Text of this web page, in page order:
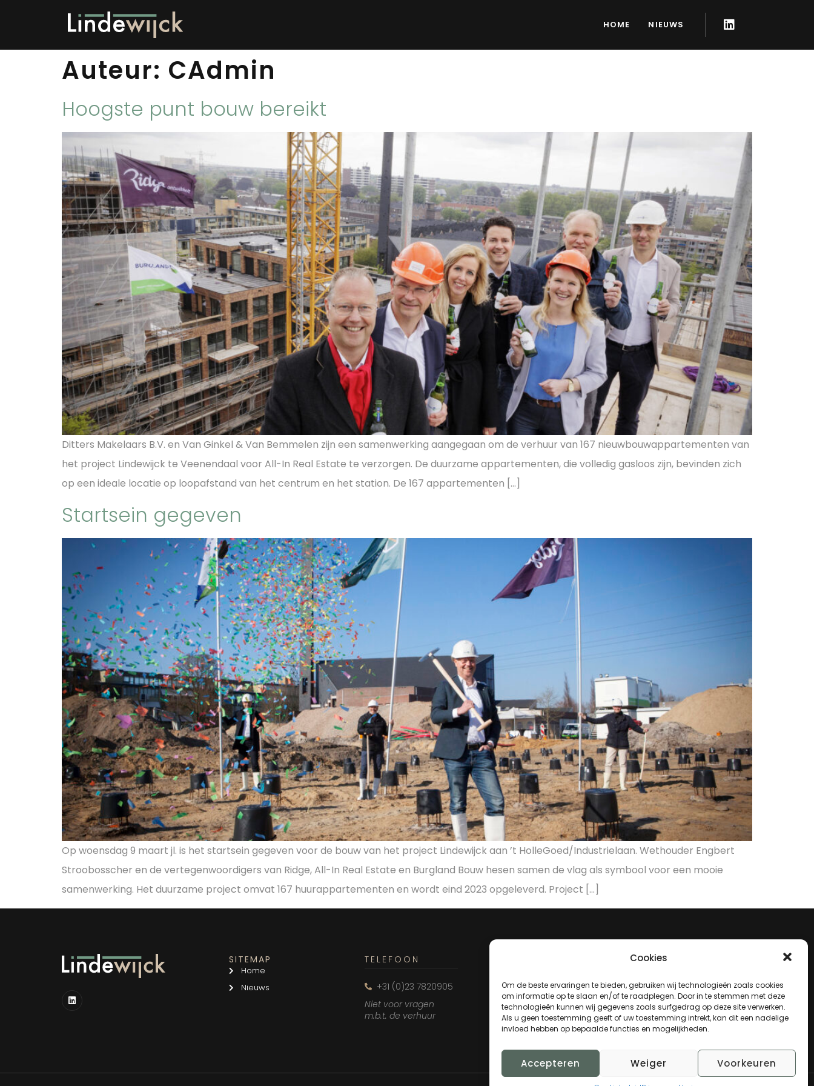
Cookies
Om de beste ervaringen te bieden, gebruiken wij technologieën zoals cookies
om informatie op te slaan en/of te raadplegen. Door in te stemmen met deze
technologieën kunnen wij gegevens zoals surfgedrag op deze site verwerken.
Als u geen toestemming geeft of uw toestemming intrekt, kan dit een nadelige
invloed hebben op bepaalde functies en mogelijkheden.
Accepteren Weiger Voorkeuren
HOME NIEUWS
Auteur: CAdmin
Hoogste punt bouw bereikt
Ditters Makelaars B.V. en Van Ginkel & Van Bemmelen zijn een samenwerking aangegaan om de verhuur van 167 nieuwbouwappartementen van
het project Lindewijck te Veenendaal voor All-In Real Estate te verzorgen. De duurzame appartementen, die volledig gasloos zijn, bevinden zich
op een ideale locatie op loopafstand van het centrum en het station. De 167 appartementen […]
Startsein gegeven
Op woensdag 9 maart jl. is het startsein gegeven voor de bouw van het project Lindewijck aan ’t HolleGoed/Industrielaan. Wethouder Engbert
Stroobosscher en de vertegenwoordigers van Ridge, All-In Real Estate en Burgland Bouw hesen samen de vlag als symbool voor een mooie
samenwerking. Het duurzame project omvat 167 huurappartementen en wordt eind 2023 opgeleverd. Project […]
SITEMAP
Home
Nieuws
TELEFOON
+31 (0)23 7820905
Niet voor vragen
m.b.t. de verhuur
info@lindewijck.nl
LOCATIE
Kenaupark 5
2011 MP
Haarlem
Nederland